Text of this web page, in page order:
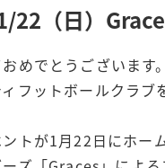
（日）
めでとうございます。
フットボールクラブ
トが1月22日にホー